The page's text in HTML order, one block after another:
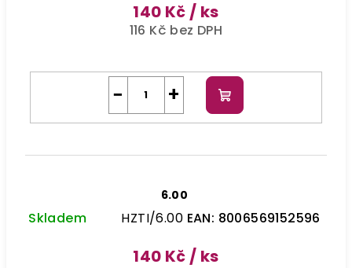
140 Kč / ks
116 Kč bez DPH
+
− Do
košíku
6.00
Skladem HZTI/6.00 EAN: 8006569152596
140 Kč / ks